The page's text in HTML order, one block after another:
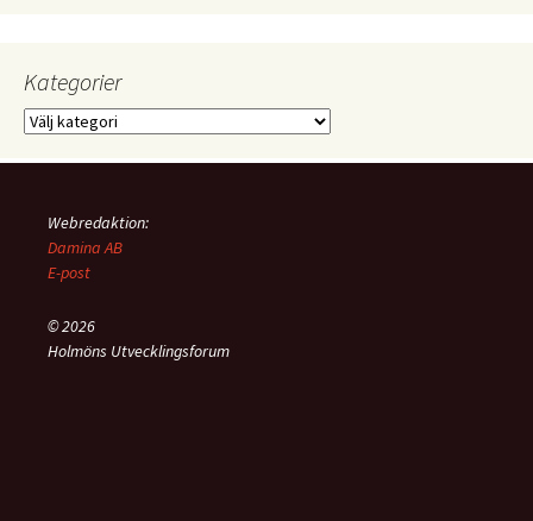
Kategorier
Kategorier
Webredaktion:
Damina AB
E-post
© 2026
Holmöns Utvecklingsforum